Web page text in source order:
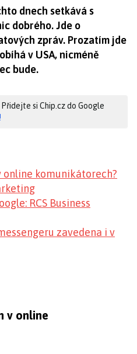
dnech setkává s
dobrého. Jde o
zpráv. Prozatím jde
v USA, nicméně
bude.
si Chip.cz do Google
online komunikátorech?
RCS Business
zavedena i v
v online